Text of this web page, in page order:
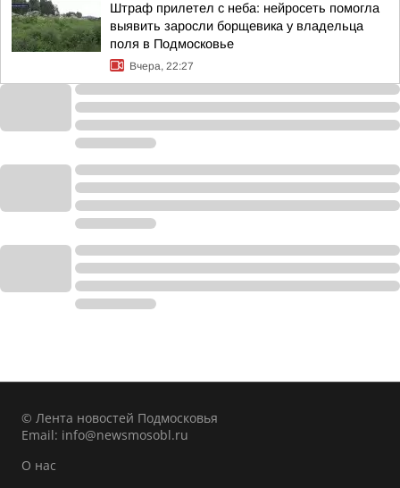
Штраф прилетел с неба: нейросеть помогла
выявить заросли борщевика у владельца
поля в Подмосковье
Вчера, 22:27
© Лента новостей Подмосковья
Email: info@newsmosobl.ru
О нас